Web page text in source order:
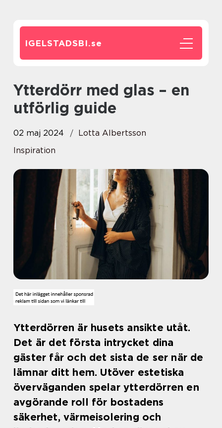
IGELSTADSBI.se
Ytterdörr med glas – en
utförlig guide
02 maj 2024
Lotta Albertsson
Inspiration
Ytterdörren är husets ansikte utåt.
Det är det första intrycket dina
gäster får och det sista de ser när de
lämnar ditt hem. Utöver estetiska
överväganden spelar ytterdörren en
avgörande roll för bostadens
säkerhet, värmeisolering och